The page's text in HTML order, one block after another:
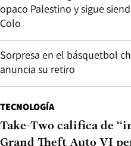
opaco Palestino y sigue
Colo
Sorpresa en el básquetbol
anuncia su retiro
TECNOLOGÍA
Take-Two califica de
Grand Theft Auto VI